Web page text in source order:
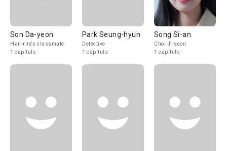
Son Da-yeon
Han-rim's classmate
1 capítulo
Park Seung-hyun
Detective
1 capítulo
Song Si-an
Choi Ji-seon
1 capítulo